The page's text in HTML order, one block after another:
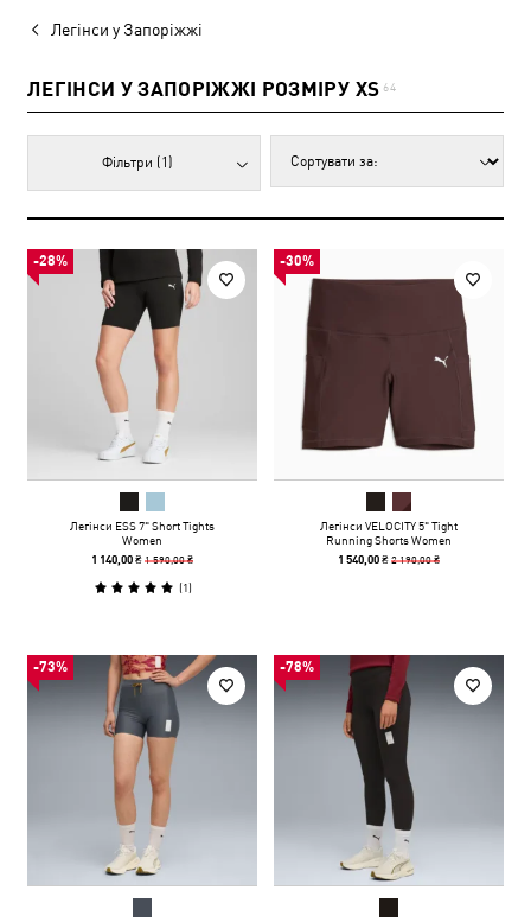
Легінси у Запоріжжі
ЛЕГІНСИ У ЗАПОРІЖЖІ РОЗМІРУ XS 64
Фільтри (1)
-28%
Легінси ESS 7" Short Tights
Women
1 140,00 ₴1 590,00 ₴
(1)
-30%
Легінси VELOCITY 5" Tight
Running Shorts Women
1 540,00 ₴2 190,00 ₴
-73% -78%